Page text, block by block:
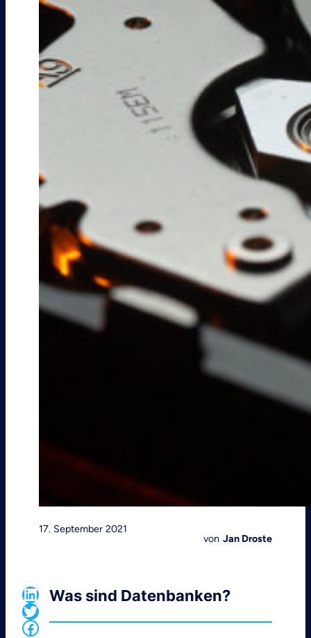
17. September 2021
von Jan Droste
LinkedIn
Twitter
Facebook
Was sind Datenbanken?